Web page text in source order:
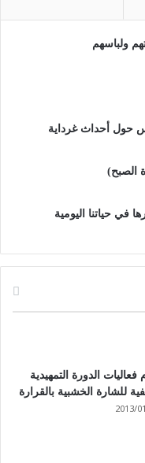
ولباسهم
حول أحداث غرداية
الصبح)
في حياتنا اليومية
فعاليات الدورة التمهيدية
للشارة الخشبية بالقرارة
2013/